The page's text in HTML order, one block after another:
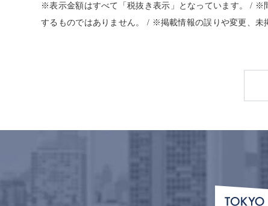
※表示金額はすべて「税抜き表示」となっています。 / ※
するものではありません。 / ※掲載情報の誤りや変更、